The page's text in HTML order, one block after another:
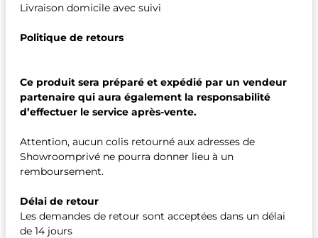
Livraison domicile avec suivi
Politique de retours
Ce produit sera préparé et expédié par un vendeur
partenaire qui aura également la responsabilité
d’effectuer le service après-vente.
Attention, aucun colis retourné aux adresses de
Showroomprivé ne pourra donner lieu à un
remboursement.
Délai de retour
Les demandes de retour sont acceptées dans un délai
de 14 jours